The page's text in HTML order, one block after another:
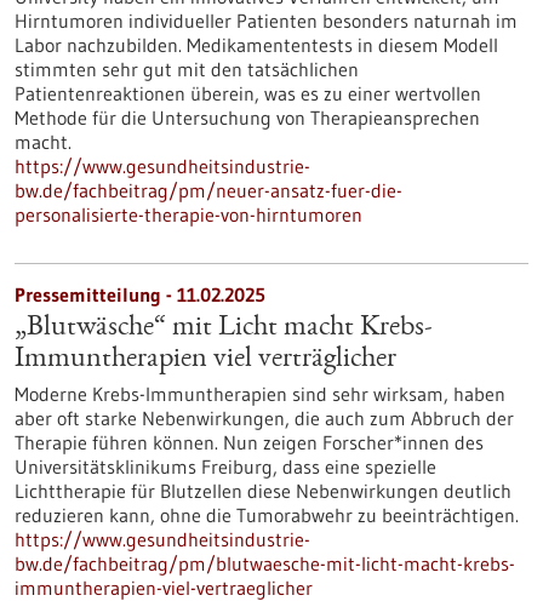
Hirntumoren individueller Patienten besonders naturnah im
Labor nachzubilden. Medikamententests in diesem Modell
stimmten sehr gut mit den tatsächlichen
Patientenreaktionen überein, was es zu einer wertvollen
Methode für die Untersuchung von Therapieansprechen
macht.
https://www.gesundheitsindustrie-
bw.de/fachbeitrag/pm/neuer-ansatz-fuer-die-
personalisierte-therapie-von-hirntumoren
Pressemitteilung - 11.02.2025
„Blutwäsche“ mit Licht macht Krebs-
Immuntherapien viel verträglicher
Moderne Krebs-Immuntherapien sind sehr wirksam, haben
aber oft starke Nebenwirkungen, die auch zum Abbruch der
Therapie führen können. Nun zeigen Forscher*innen des
Universitätsklinikums Freiburg, dass eine spezielle
Lichttherapie für Blutzellen diese Nebenwirkungen deutlich
reduzieren kann, ohne die Tumorabwehr zu beeinträchtigen.
https://www.gesundheitsindustrie-
bw.de/fachbeitrag/pm/blutwaesche-mit-licht-macht-krebs-
immuntherapien-viel-vertraeglicher